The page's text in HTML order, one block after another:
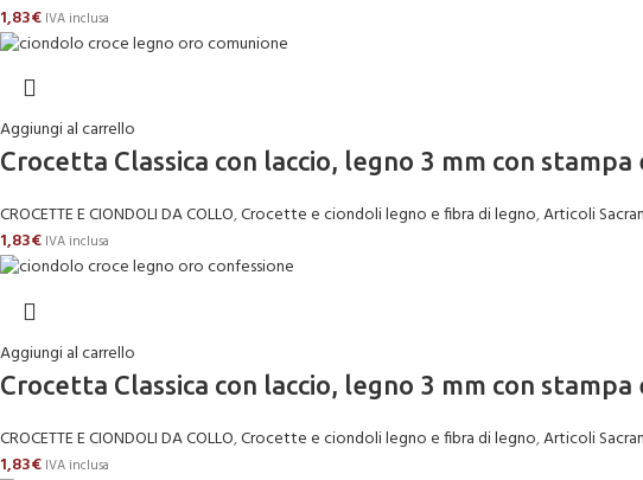
1,83€ IVA inclusa
Aggiungi al carrello
Crocetta Classica con laccio, legno 3 mm con
CROCETTE E CIONDOLI DA COLLO,Crocette e ciondoli legno e fibra di legno,Articoli
1,83€ IVA inclusa
Aggiungi al carrello
Crocetta Classica con laccio, legno 3 mm con
CROCETTE E CIONDOLI DA COLLO,Crocette e ciondoli legno e fibra di legno,Articoli
1,83€ IVA inclusa